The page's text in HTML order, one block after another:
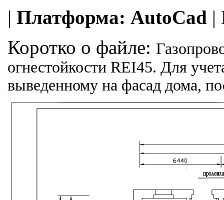
| Платформа: AutoCad |
Коротко о файле:
огнестойкости REI45. Для
выведенному на фасад дома,